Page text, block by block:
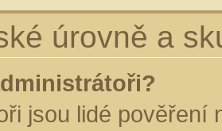
úrovně a
jsou lidé pověření